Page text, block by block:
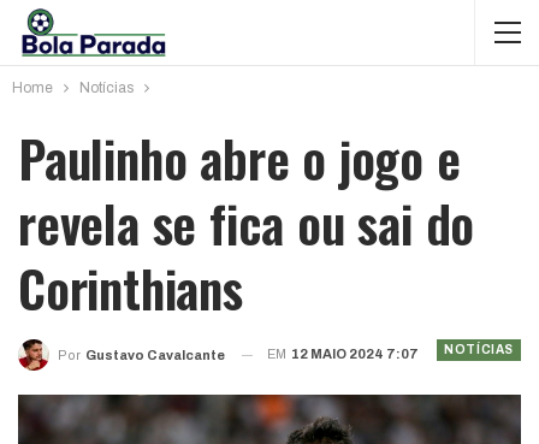
Home Notícias
Paulinho abre o jogo e
revela se fica ou sai do
Corinthians
NOTÍCIAS
Por Gustavo Cavalcante EM 12 MAIO 2024 7:07